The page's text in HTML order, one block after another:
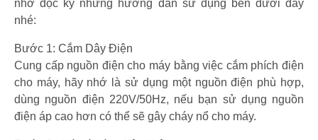
nhớ đọc kỹ những hướng dẫn sử dụng bên dưới đây
nhé:
Bước 1: Cắm Dây Điện
Cung cấp nguồn điện cho máy bằng việc cắm phích điện
cho máy, hãy nhớ là sử dụng một nguồn điện phù hợp,
dùng nguồn điện 220V/50Hz, nếu bạn sử dụng nguồn
điện áp cao hơn có thể sẽ gây cháy nổ cho máy.